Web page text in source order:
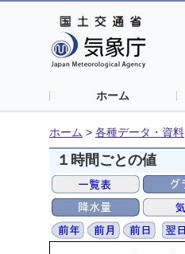
ホーム
ホーム > 各種データ・資料
１時間ごとの値